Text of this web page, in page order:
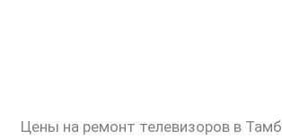
Цены на ремонт телевизоров в